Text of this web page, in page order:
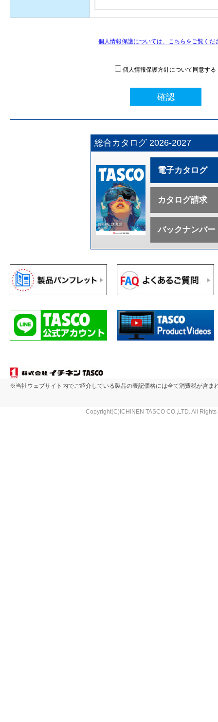
個人情報保護については、こちらをご覧くだ
個人情報保護方針について同意する
確認
総合カタログ 2026-2027
電子カタログ
カタログ請求
バックナンバー
※当社ウェブサイト内でご紹介している製品の表記価格には全て消費税が含ま
Copyright(C)ICHINEN TASCO CO.,LTD. All